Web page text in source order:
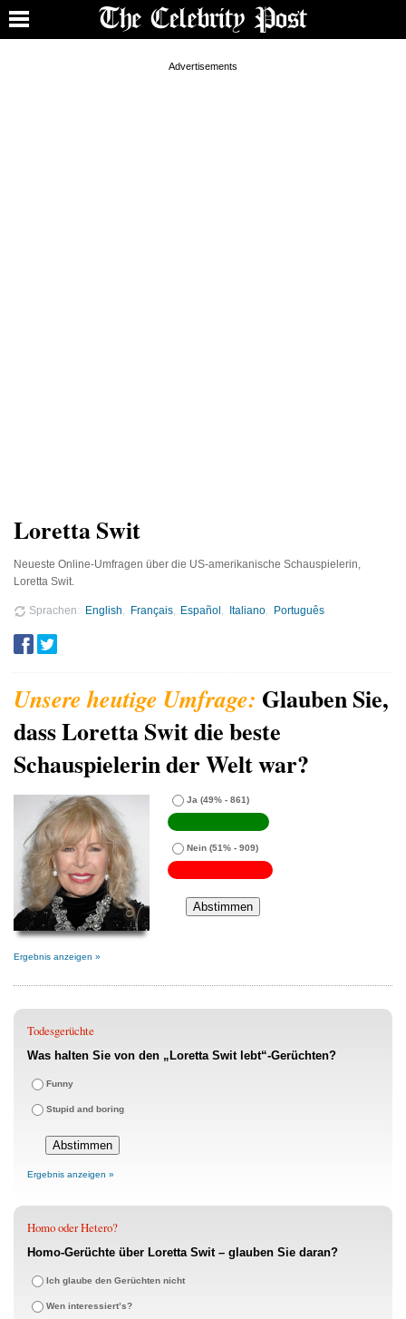
Loretta Swit
Neueste Online-Umfragen über die US-amerikanische Schauspielerin,
Loretta Swit.
Sprachen English Français Español Italiano Português
Glauben Sie,
dass Loretta Swit die beste
Schauspielerin der Welt war?
Ja (49% - 861)
Nein (51% - 909)
Ergebnis anzeigen »
Todesgerüchte
Was halten Sie von den „Loretta Swit lebt“-Gerüchten?
Funny
Stupid and boring
Ergebnis anzeigen »
Homo oder Hetero?
Homo-Gerüchte über Loretta Swit – glauben Sie daran?
Ich glaube den Gerüchten nicht
Wen interessiert’s?